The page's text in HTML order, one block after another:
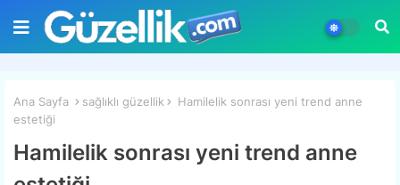
Ana Sayfa sağlıklı güzellik
Hamilelik sonrası yeni trend anne
estetiği
Hamilelik sonrası yeni trend anne